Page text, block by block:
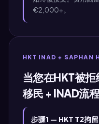
€2,000+。
HKT INAD + SAPHAN
当您在HKT被
移民 + INAD流
步骤1 — HKT T2拘留